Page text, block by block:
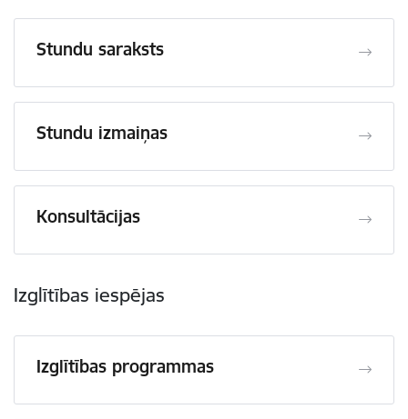
Stundu saraksts
Stundu izmaiņas
Konsultācijas
Izglītības iespējas
Izglītības programmas